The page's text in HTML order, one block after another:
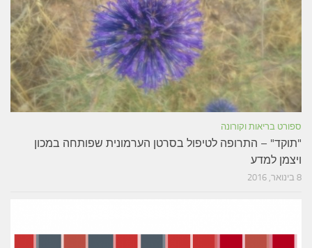
ספורט בריאות וקורונה
"תוקד" – התרופה לטיפול בסרטן הערמונית שפותחה במכון
ויצמן למדע
8 בינואר, 2016